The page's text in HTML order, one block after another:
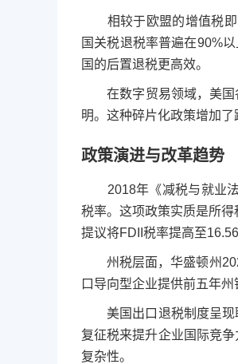
相较于欧盟的增值税即
国关税退税率普遍在90%
国的后置退税更高效。
在数字贸易领域，美国
明。这种碎片化政策增加
政策演进与改革趋势
2018年《减税与就业法
税率。这项政策实质是所
提议将FDII税率提高至
州税层面，华盛顿州
口导向型企业提供前五年
美国出口退税制度呈现
复征税来提升企业国际竞
复杂性。